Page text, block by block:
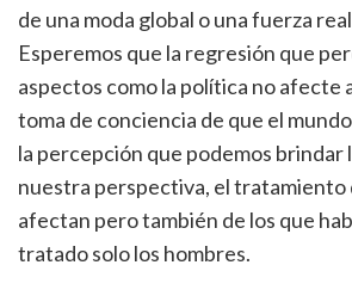
de una moda global o una fuerza
Esperemos que la regresión que
aspectos como la política no afecte
toma de conciencia de que el
la percepción que podemos brindar
nuestra perspectiva, el tratamiento
afectan pero también de los que
tratado solo los hombres.